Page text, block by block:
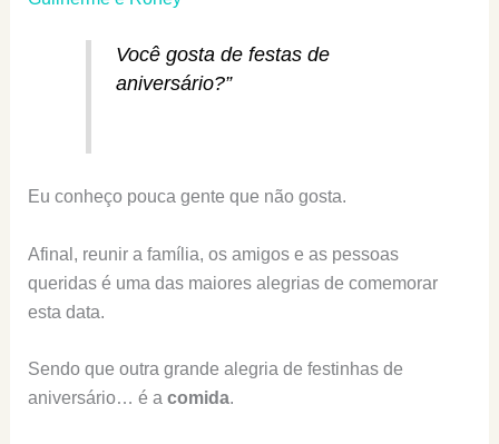
Você gosta de festas de
aniversário?”
Eu conheço pouca gente que não gosta.
Afinal, reunir a família, os amigos e as pessoas
queridas é uma das maiores alegrias de comemorar
esta data.
Sendo que outra grande alegria de festinhas de
aniversário… é a comida.